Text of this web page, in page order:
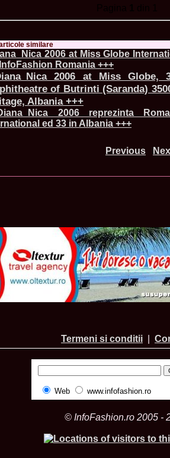
similare
2006 at Miss Globe
Romania +++
2006 at Miss
of Butrinti (Saranda)
Albania +++
2006 reprezinta
ed 33 in Albania +++
Previous
Termeni si conditii
Web www.infofashion.ro
© InfoFashion.ro 2005 -